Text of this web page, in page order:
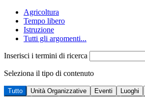
Agricoltura
Tempo libero
Istruzione
Tutti gli argomenti...
Inserisci i termini di ricerca
Seleziona il tipo di contenuto
Tutto Unità Organizzative Eventi Luoghi